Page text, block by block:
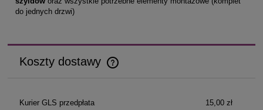
do jednych drzwi)
Koszty dostawy
Cena nie zawiera ewentualnych kosztów płatności
Kurier GLS przedpłata 15,00 zł